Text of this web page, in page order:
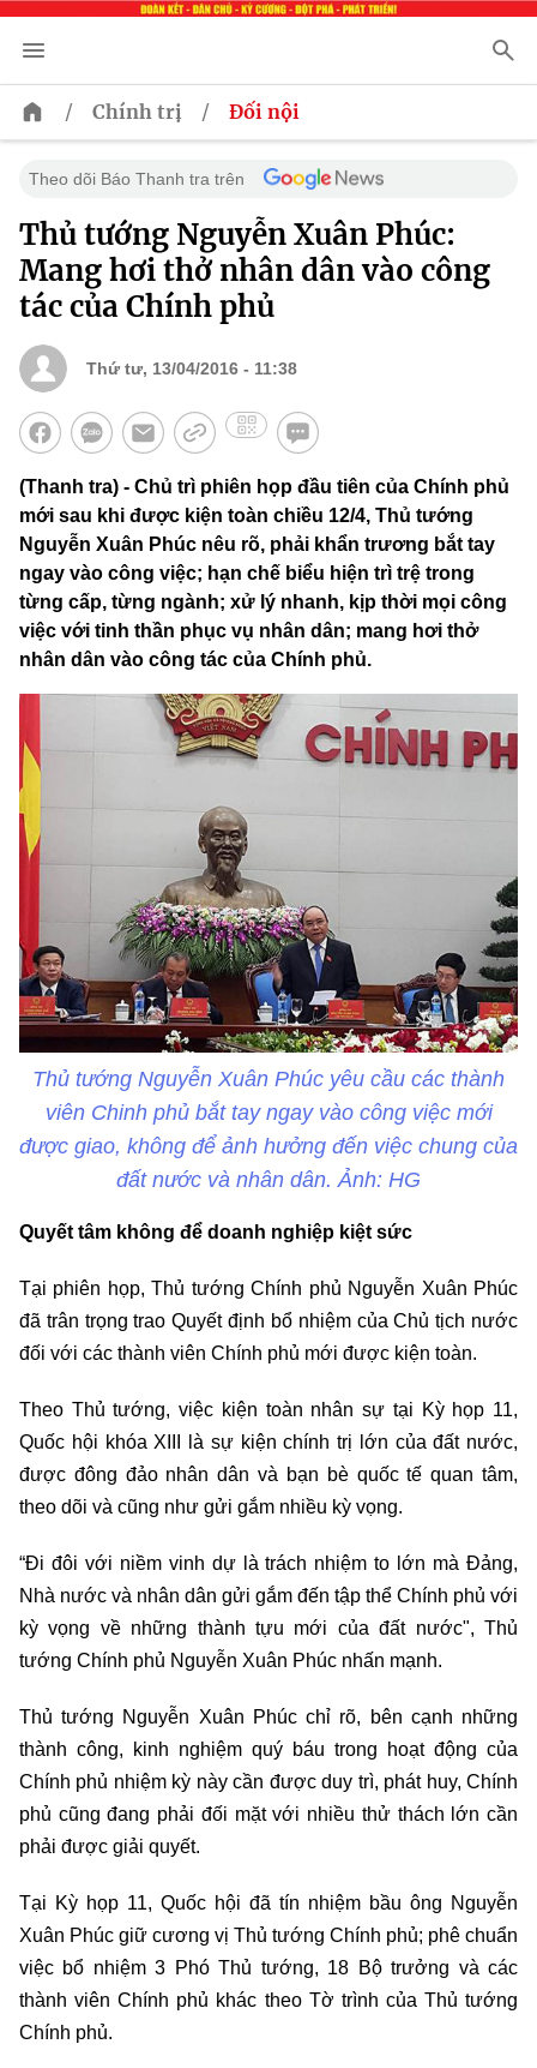
/ Chính trị / Đối nội
Theo dõi Báo Thanh tra trên
Thủ tướng Nguyễn Xuân Phúc:
Mang hơi thở nhân dân vào công
tác của Chính phủ
Thứ tư, 13/04/2016 - 11:38
(Thanh tra) - Chủ trì phiên họp đầu tiên của Chính phủ
mới sau khi được kiện toàn chiều 12/4, Thủ tướng
Nguyễn Xuân Phúc nêu rõ, phải khẩn trương bắt tay
ngay vào công việc; hạn chế biểu hiện trì trệ trong
từng cấp, từng ngành; xử lý nhanh, kịp thời mọi công
việc với tinh thần phục vụ nhân dân; mang hơi thở
nhân dân vào công tác của Chính phủ.
Thủ tướng Nguyễn Xuân Phúc yêu cầu các thành
viên Chinh phủ bắt tay ngay vào công việc mới
được giao, không để ảnh hưởng đến việc chung của
đất nước và nhân dân. Ảnh: HG
Quyết tâm không để doanh nghiệp kiệt sức
Tại phiên họp, Thủ tướng Chính phủ Nguyễn Xuân Phúc
đã trân trọng trao Quyết định bổ nhiệm của Chủ tịch nước
đối với các thành viên Chính phủ mới được kiện toàn.
Theo Thủ tướng, việc kiện toàn nhân sự tại Kỳ họp 11,
Quốc hội khóa XIII là sự kiện chính trị lớn của đất nước,
được đông đảo nhân dân và bạn bè quốc tế quan tâm,
theo dõi và cũng như gửi gắm nhiều kỳ vọng.
“Đi đôi với niềm vinh dự là trách nhiệm to lớn mà Đảng,
Nhà nước và nhân dân gửi gắm đến tập thể Chính phủ với
kỳ vọng về những thành tựu mới của đất nước", Thủ
tướng Chính phủ Nguyễn Xuân Phúc nhấn mạnh.
Thủ tướng Nguyễn Xuân Phúc chỉ rõ, bên cạnh những
thành công, kinh nghiệm quý báu trong hoạt động của
Chính phủ nhiệm kỳ này cần được duy trì, phát huy, Chính
phủ cũng đang phải đối mặt với nhiều thử thách lớn cần
phải được giải quyết.
Tại Kỳ họp 11, Quốc hội đã tín nhiệm bầu ông Nguyễn
Xuân Phúc giữ cương vị Thủ tướng Chính phủ; phê chuẩn
việc bổ nhiệm 3 Phó Thủ tướng, 18 Bộ trưởng và các
thành viên Chính phủ khác theo Tờ trình của Thủ tướng
Chính phủ.